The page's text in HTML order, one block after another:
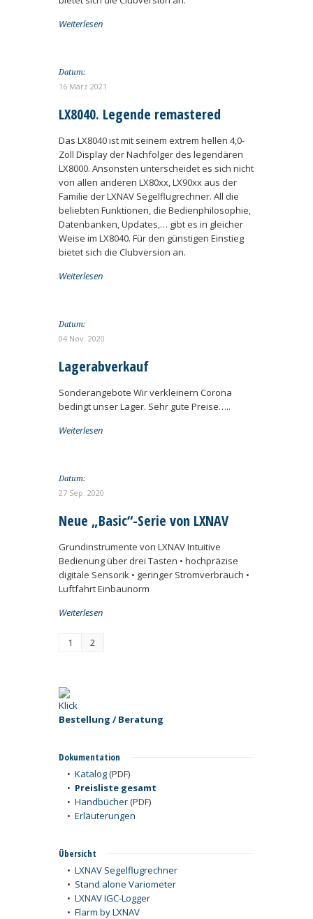
Weiterlesen
Datum:
16 März 2021
LX8040. Legende remastered
Das LX8040 ist mit seinem extrem hellen 4,0-
Zoll Display der Nachfolger des legendären
LX8000. Ansonsten unterscheidet es sich nicht
von allen anderen LX80xx, LX90xx aus der
Familie der LXNAV Segelflugrechner. All die
beliebten Funktionen, die Bedienphilosophie,
Datenbanken, Updates,… gibt es in gleicher
Weise im LX8040. Für den günstigen Einstieg
bietet sich die Clubversion an.
Weiterlesen
Datum:
04 Nov. 2020
Lagerabverkauf
Sonderangebote Wir verkleinern Corona
bedingt unser Lager. Sehr gute Preise…..
Weiterlesen
Datum:
27 Sep. 2020
Neue „Basic“-Serie von LXNAV
Grundinstrumente von LXNAV Intuitive
Bedienung über drei Tasten • hochpräzise
digitale Sensorik • geringer Stromverbrauch •
Luftfahrt Einbaunorm
Weiterlesen
1 2
Bestellung / Beratung
Dokumentation
• Katalog(PDF)
• Preisliste gesamt
• Handbücher(PDF)
• Erläuterungen
Übersicht
• LXNAV Segelflugrechner
• Stand alone Variometer
• LXNAV IGC-Logger
• Flarm by LXNAV